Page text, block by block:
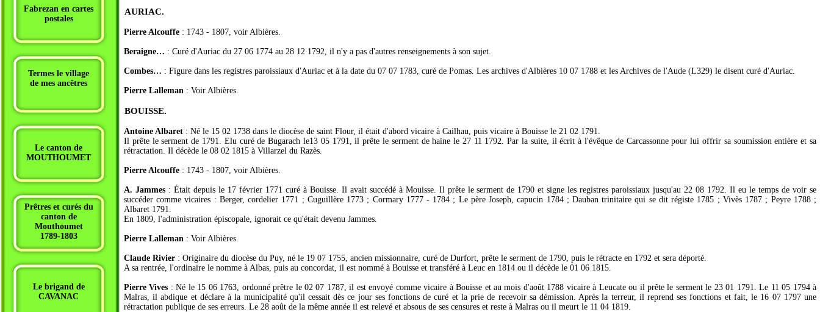
Fabrezan en cartes
postales
Termes le village
de mes ancêtres
Le canton de
MOUTHOUMET
Prêtres et curés du
canton de
Mouthoumet
1789-1803
Le brigand de
CAVANAC
AURIAC.
Pierre Alcouffe : 1743 - 1807, voir Albières.
Beraigne… : Curé d'Auriac du 27 06 1774 au 28 12 1792, il n'y a pas d'autres renseignements à son sujet.
Combes… : Figure dans les registres paroissiaux d'Auriac et à la date du 07 07 1783, curé de Pomas. Les archives d'Albières 10 07 1788 et les Archives de l'Aude (L329) le disent curé d'Auriac.
Pierre Lalleman : Voir Albières.
BOUISSE.
Antoine Albaret : Né le 15 02 1738 dans le diocèse de saint Flour, il était d'abord vicaire à Cailhau, puis vicaire à Bouisse le 21 02 1791.
Il prête le serment de 1791. Elu curé de Bugarach le13 05 1791, il prête le serment de haine le 27 11 1792. Par la suite, il écrit à l'évêque de Carcassonne pour lui offrir sa soumission entière et sa
rétractation. Il décède le 08 02 1815 à Villarzel du Razès.
Pierre Alcouffe : 1743 - 1807, voir Albières.
A. Jammes: Était depuis le 17 février 1771 curé à Bouisse. Il avait succédé à Mouisse. Il prête le serment de 1790 et signe les registres paroissiaux jusqu'au 22 08 1792. Il eu le temps de voir se
succéder comme vicaires : Berger, cordelier 1771 ; Cuguillère 1773 ; Cormary 1777 - 1784 ; Le père Joseph, capucin 1784 ; Dauban trinitaire qui se dit régiste 1785 ; Vivès 1787 ; Peyre 1788 ;
Albaret 1791.
En 1809, l'administration épiscopale, ignorait ce qu'était devenu Jammes.
Pierre Lalleman : Voir Albières.
Claude Rivier : Originaire du diocèse du Puy, né le 19 07 1755, ancien missionnaire, curé de Durfort, prête le serment de 1790, puis le rétracte en 1792 et sera déporté.
A sa rentrée, l'ordinaire le nomme à Albas, puis au concordat, il est nommé à Bouisse et transféré à Leuc en 1814 ou il décède le 01 06 1815.
Pierre Vives : Né le 15 06 1763, ordonné prêtre le 02 07 1787, il est envoyé comme vicaire à Bouisse et au mois d'août 1788 vicaire à Leucate ou il prête le serment le 23 01 1791. Le 11 05 1794 à
Malras, il abdique et déclare à la municipalité qu'il cessait dès ce jour ses fonctions de curé et la prie de recevoir sa démission. Après la terreur, il reprend ses fonctions et fait, le 16 07 1797 une
rétractation publique de ses erreurs. Le 28 août de la même année il est relevé et absous de ses censures et reste à Malras ou il meurt le 11 04 1819.